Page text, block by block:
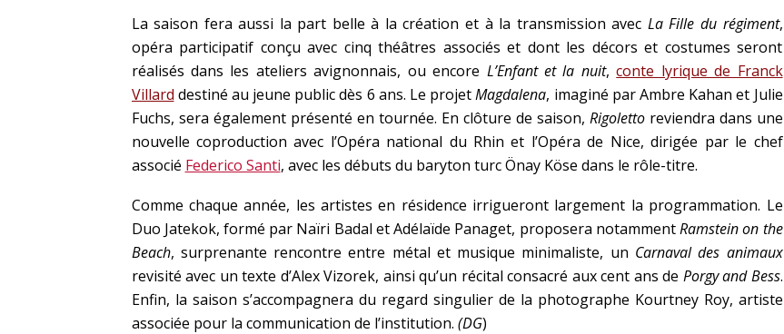
La saison fera aussi la part belle à la création et à la transmission avec La Fille du régiment,
opéra participatif conçu avec cinq théâtres associés et dont les décors et costumes seront
réalisés dans les ateliers avignonnais, ou encore L’Enfant et la nuit,conte lyrique de Franck
Villard destiné au jeune public dès 6 ans. Le projetMagdalena, imaginé par Ambre Kahan et Julie
Fuchs, sera également présenté en tournée. En clôture de saison, Rigolettoreviendra dans une
nouvelle coproduction avec l’Opéra national du Rhin et l’Opéra de Nice, dirigée par le chef
associé Federico Santi, avec les débuts du baryton turc Önay Köse dans le rôle-titre.
Comme chaque année, les artistes en résidence irrigueront largement la programmation. Le
Duo Jatekok, formé par Naïri Badal et Adélaïde Panaget, proposera notammentRamstein on the
Beach, surprenante rencontre entre métal et musique minimaliste, un Carnaval des animaux
revisité avec un texte d’Alex Vizorek, ainsi qu’un récital consacré aux cent ans de Porgy and Bess.
Enfin, la saison s’accompagnera du regard singulier de la photographe Kourtney Roy, artiste
associée pour la communication de l’institution. (DG)